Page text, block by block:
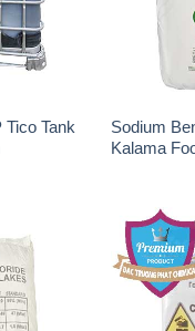
Tank
Sodium
Kalama